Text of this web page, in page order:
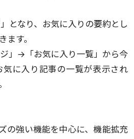
となり、お気に入りの要約とし
ます。
」→「お気に入り一覧」から今
気に入り記事の一覧が表示され
の強い機能を中心に、機能拡充